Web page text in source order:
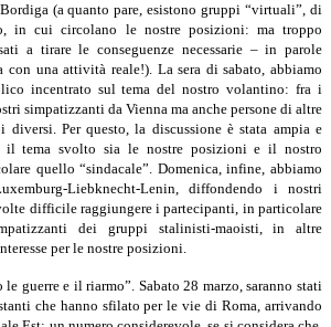
(a quanto pare, esistono gruppi “virtuali”, di
in cui circolano le nostre posizioni: ma troppo
a tirare le conseguenze necessarie – in parole
con una attività reale!). La sera di sabato, abbiamo
incentrato sul tema del nostro volantino: fra i
simpatizzanti da Vienna ma anche persone di altre
diversi. Per questo, la discussione è stata ampia e
il tema svolto sia le nostre posizioni e il nostro
quello “sindacale”. Domenica, infine, abbiamo
Liebknecht-Lenin, diffondendo i nostri
difficile raggiungere i partecipanti, in particolare
dei gruppi stalinisti-maoisti, in altre
per le nostre posizioni.
guerre e il riarmo”. Sabato 28 marzo, saranno stati
che hanno sfilato per le vie di Roma, arrivando